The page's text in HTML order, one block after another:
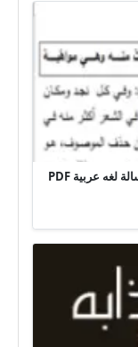
تحميل كتاب لغة شعر أبي تمام بين ناقديه – رسالة لغه عربية PDF